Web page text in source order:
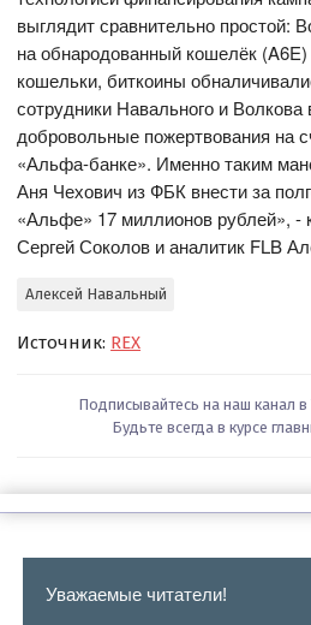
выглядит сравнительно простой:
на обнародованный кошелёк
кошельки, биткоины
сотрудники Навального и
добровольные пожертвования на
«Альфа-банке». Именно таким
Аня Чехович из ФБК внести за
«Альфе» 17 миллионов рублей», -
Сергей Соколов и аналитик FLB
Алексей Навальный
Источник: REX
Подписывайтесь на наш канал в
Будьте всегда в курсе
Уважаемые читатели!